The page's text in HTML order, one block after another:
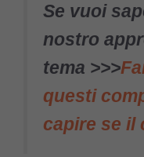
Se vuoi
nostro
tema >>>
questi
capire se il